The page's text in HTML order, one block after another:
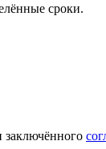
сроки.
заключённого